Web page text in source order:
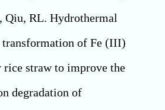
, Qiu, RL. Hydrothermal
transformation of Fe (III)
rice straw to improve the
degradation of